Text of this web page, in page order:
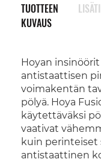
TUOTTEEN
KUVAUS
Hoyan
antistaattisen
voimakentän
pölyä. Hoya
käytettäväksi
vaativat
kuin
antistaattinen